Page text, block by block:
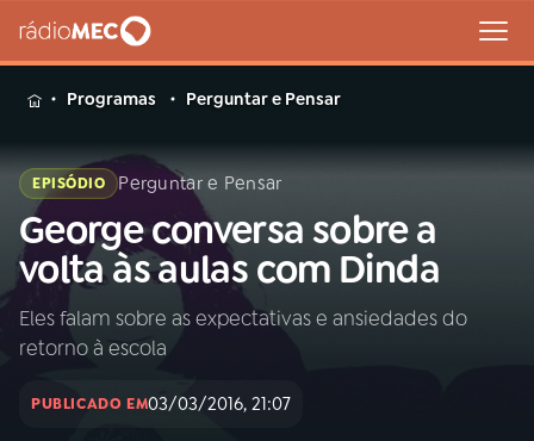
MENU
Buscar
na
Rádio
MEC
Buscar
Início
Programas Perguntar e Pensar
EPISÓDIO Perguntar e Pensar
George conversa sobre a
volta às aulas com Dinda
Eles falam sobre as expectativas e ansiedades do
retorno à escola
PUBLICADO EM03/03/2016, 21:07